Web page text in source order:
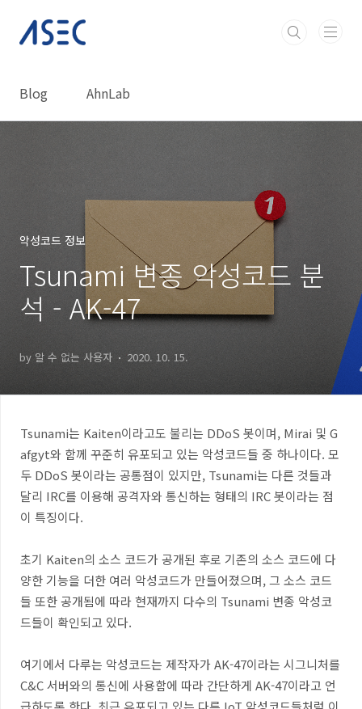
Blog AhnLab
악성코드 정보
Tsunami 변종 악성코드 분
석 - AK-47
by 알 수 없는 사용자 2020. 10. 15.
Tsunami는 Kaiten이라고도 불리는 DDoS 봇이며, Mirai 및 G
afgyt와 함께 꾸준히 유포되고 있는 악성코드들 중 하나이다. 모
두 DDoS 봇이라는 공통점이 있지만, Tsunami는 다른 것들과
달리 IRC를 이용해 공격자와 통신하는 형태의 IRC봇이라는 점
이 특징이다.
초기 Kaiten의 소스 코드가 공개된 후로 기존의 소스 코드에 다
양한 기능을 더한 여러 악성코드가 만들어졌으며,그 소스 코드
들 또한 공개됨에 따라 현재까지 다수의 Tsunami 변종 악성코
드들이 확인되고 있다.
여기에서 다루는 악성코드는 제작자가AK-47이라는 시그니처를
C&C서버와의 통신에 사용함에 따라 간단하게 AK-47이라고 언